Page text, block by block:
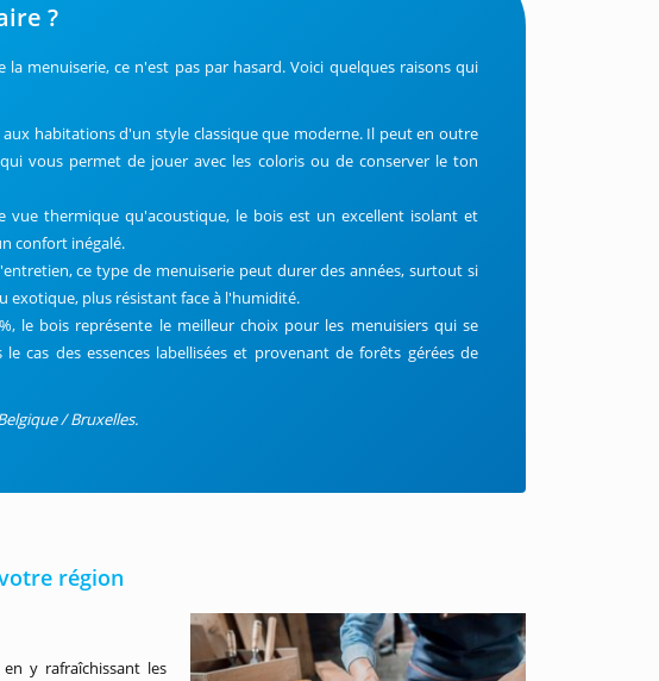
?
menuiserie, ce n'est pas par hasard. Voici quelques raisons qui
aux habitations d'un style classique que moderne. Il peut en outre
vous permet de jouer avec les coloris ou de conserver le ton
thermique qu'acoustique, le bois est un excellent isolant et
confort inégalé.
ce type de menuiserie peut durer des années, surtout si
exotique, plus résistant face à l'humidité.
le bois représente le meilleur choix pour les menuisiers qui se
cas des essences labellisées et provenant de forêts gérées de
/ Bruxelles.
région
y rafraîchissant les